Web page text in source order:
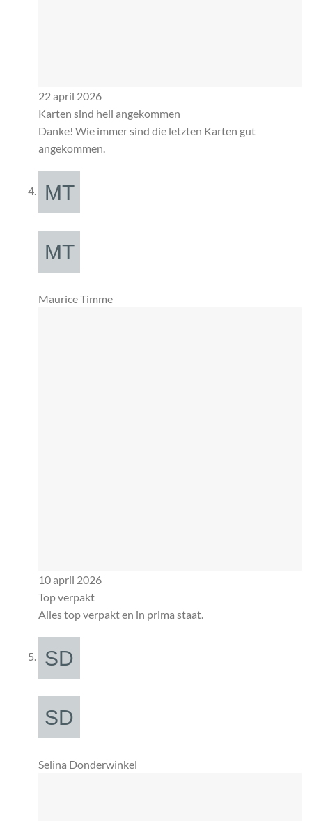
22 april 2026
Karten sind heil angekommen
Danke! Wie immer sind die letzten Karten gut
angekommen.
Maurice Timme
10 april 2026
Top verpakt
Alles top verpakt en in prima staat.
Selina Donderwinkel